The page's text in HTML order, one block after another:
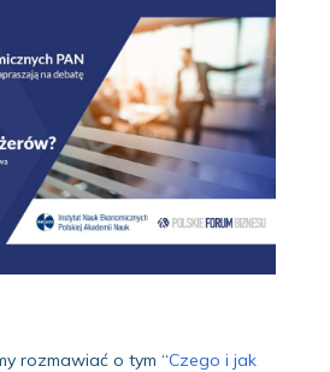
rozmawiać o tym “Czego i jak